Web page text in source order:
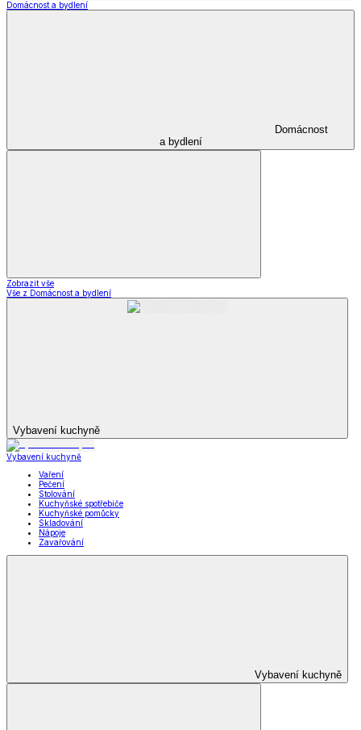
Domácnost a bydlení
Domácnost
a bydlení
Zobrazit vše
Vše z Domácnost a bydlení
Vybavení kuchyně
Vybavení kuchyně
Vaření
Pečení
Stolování
Kuchyňské spotřebiče
Kuchyňské pomůcky
Skladování
Nápoje
Zavařování
Vybavení kuchyně